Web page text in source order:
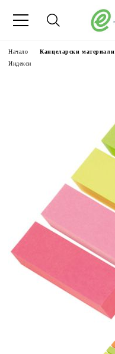
Начало Канцеларски материали
Индекси